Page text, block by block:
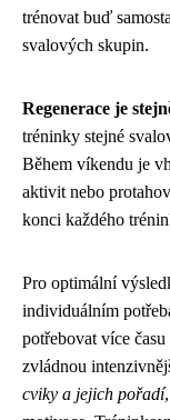
trénovat buď
svalových skupin.
Regenerace je
tréninky stejné
Během víkendu je
aktivit nebo
konci každého
Pro optimální
individuálním
potřebovat více
zvládnou
cviky a jejich pořadí